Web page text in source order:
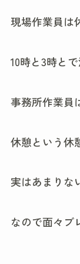
現場作業員は
10時と3時と
事務所作業員
休憩という休
実はあまりな
なので面々ブ